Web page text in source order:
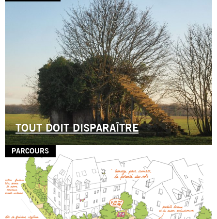
TOUT DOIT DISPARAÎTRE
PARCOURS